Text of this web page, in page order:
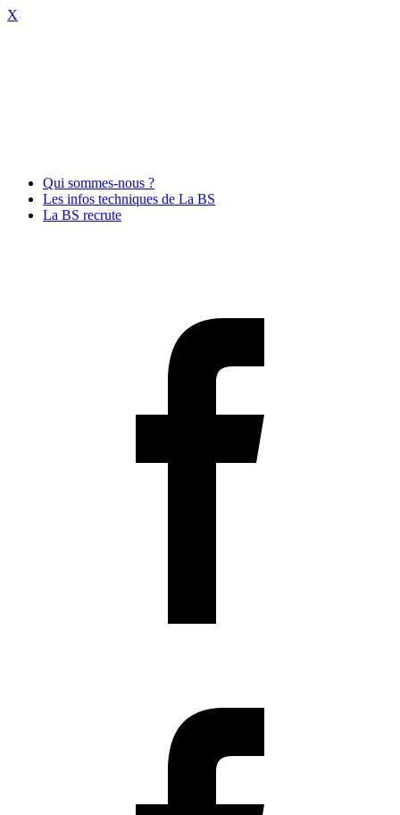
X
Qui sommes-nous ?
Les infos techniques de La BS
La BS recrute